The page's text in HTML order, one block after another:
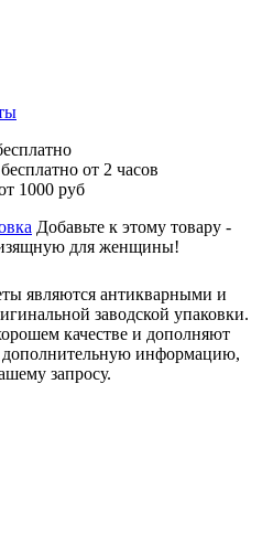
бесплатно от 2 часов
1000 руб
Добавьте к этому товару -
для женщины!
являются антикварными и
заводской упаковки.
качестве и дополняют
информацию,
запросу.